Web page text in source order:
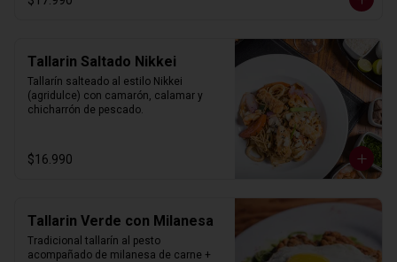
Tallarin Saltado Nikkei
Tallarín salteado al estilo Nikkei
(agridulce) con camarón, calamar y
chicharrón de pescado.
$16.990
Tallarin Verde con Milanesa
Tradicional tallarín al pesto
acompañado de milanesa de carne +